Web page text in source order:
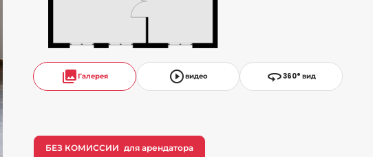
collectionsГалерея play_circle_outlineвидео 360360° вид
БЕЗ КОМИССИИ для арендатора